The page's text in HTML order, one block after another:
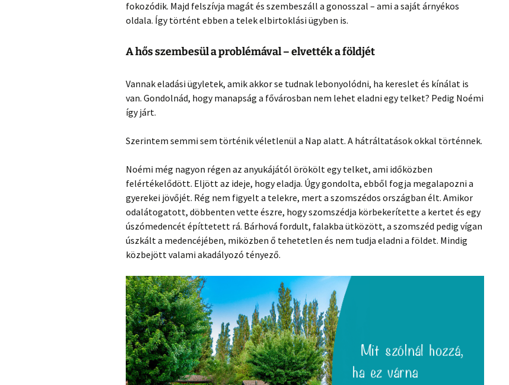
foglalkozások
fokozódik. Majd felszívja magát és szembeszáll a gonosszal – ami a saját árnyékos
oldala. Így történt ebben a telek elbirtoklási ügyben is.
A hős szembesül a problémával – elvették a földjét
Vannak eladási ügyletek, amik akkor se tudnak lebonyolódni, ha kereslet és kínálat is
van. Gondolnád, hogy manapság a fővárosban nem lehet eladni egy telket? Pedig Noémi
így járt.
Szerintem semmi sem történik véletlenül a Nap alatt. A hátráltatások okkal történnek.
Noémi még nagyon régen az anyukájától örökölt egy telket, ami időközben
felértékelődött. Eljött az ideje, hogy eladja. Úgy gondolta, ebből fogja megalapozni a
gyerekei jövőjét. Rég nem figyelt a telekre, mert a szomszédos országban élt. Amikor
odalátogatott, döbbenten vette észre, hogy szomszédja körbekerítette a kertet és egy
úszómedencét építtetett rá. Bárhová fordult, falakba ütközött, a szomszéd pedig vígan
úszkált a medencéjében, miközben ő tehetetlen és nem tudja eladni a földet. Mindig
közbejött valami akadályozó tényező.